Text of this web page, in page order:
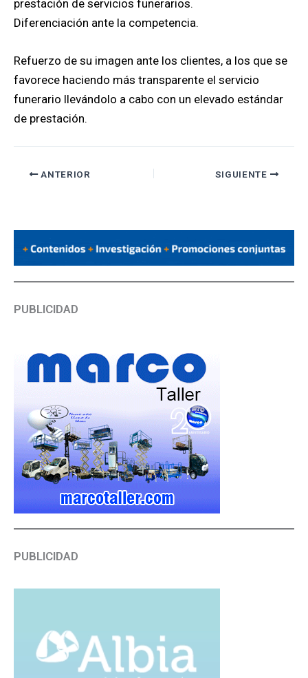
prestación de servicios funerarios.
Diferenciación ante la competencia.
Refuerzo de su imagen ante los clientes, a los que se
favorece haciendo más transparente el servicio
funerario llevándolo a cabo con un elevado estándar
de prestación.​​
ANTERIOR SIGUIENTE
PUBLICIDAD
PUBLICIDAD